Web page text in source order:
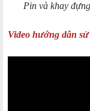
Pin và khay
Video hướng dẫn